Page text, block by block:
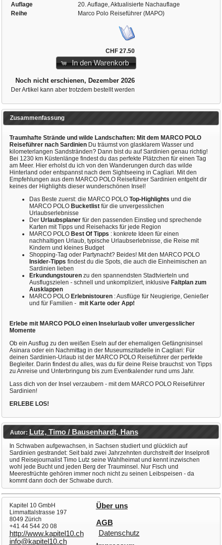
Auflage
20. Auflage, Aktualisierte Nachauflage
Reihe
Marco Polo Reiseführer (MAPO)
CHF 27.50
In den Warenkorb
Noch nicht erschienen, Dezember 2026
Der Artikel kann aber trotzdem bestellt werden
Zusammenfassung
Traumhafte Strände und wilde Landschaften: Mit dem MARCO POLO
Reiseführer nach Sardinien Du träumst von glasklarem Wasser und
kilometerlangen Sandstränden? Dann bist du auf Sardinien genau richtig!
Bei 1230 km Küstenlänge findest du das perfekte Plätzchen für einen Tag
am Meer. Hier erholst du ich von den Wanderungen durch das wilde
Hinterland oder entspannst nach dem Sightseeing in Cagliari. Mit den
Empfehlungen aus dem MARCO POLO Reiseführer Sardinien entgeht dir
keines der Highlights dieser wunderschönen Insel!
Das Beste zuerst: die MARCO POLO Top-Highlights und die
MARCO POLO Bucketlistfür die unvergesslichen
Urlaubserlebnisse
Der Urlaubsplanerfür den passenden Einstieg und sprechende
Karten mit Tipps und Reisehacks für jede Region
MARCO POLO Best Of Tipps : konkrete Ideen für einen
nachhaltigen Urlaub, typische Urlaubserlebnisse, die Reise mit
Kindern und kleines Budget
Shopping-Tag oder Partynacht? Beides! Mit den MARCO POLO
Insider-Tipps findest du die Spots, die auch die Einheimischen an
Sardinien lieben
Erkundungstourenzu den spannendsten Stadtvierteln und
Ausflugszielen - schnell und unkompliziert, inklusive Faltplan zum
Ausklappen
MARCO POLO Erlebnistouren: Ausflüge für Neugierige, Genießer
und für Familien - mit Karte oder App!
Erlebe mit MARCO POLO einen Inselurlaub voller unvergesslicher
Momente
Ob ein Ausflug zu den weißen Eseln auf der ehemaligen Gefängnisinsel
Asinara oder ein Nachmittag in der Museumszitadelle in Cagliari: Für
deinen Sardinien-Urlaub ist der MARCO POLO Reiseführer der perfekte
Begleiter. Darin findest du alles, was du für deine Reise brauchst: von Tipps
zu Anreise und Unterbringung bis zum Eventkalender rund ums Jahr.
Lass dich von der Insel verzaubern - mit dem MARCO POLO Reiseführer
Sardinien!
ERLEBE LOS!
Autor: Lutz, Timo / Bausenhardt, Hans
In Schwaben aufgewachsen, in Sachsen studiert und glücklich auf
Sardinien gestrandet: Seit bald zwei Jahrzehnten durchstreift der Inselprofi
und Reisejournalist Timo Lutz seine Wahlheimat und kennt inzwischen
wohl jede Bucht und jeden Berg der Trauminsel. Nur Fisch und
Meeresfrüchte gehören immer noch nicht zu seinen Leibspeisen - da
kommt dann doch der Schwabe durch.
Kapitel 10 GmbH
Limmattalstrasse 197
8049 Zürich
+41 44 544 20 08
http://www.kapitel10.ch
info@kapitel10.ch
Über uns
AGB
Datenschutz